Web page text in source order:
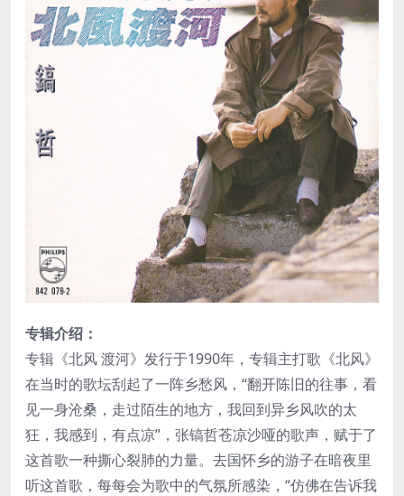
专辑介绍：
专辑《北风 渡河》发行于1990年，专辑主打歌《北风》
在当时的歌坛刮起了一阵乡愁风，“翻开陈旧的往事，看
见一身沧桑，走过陌生的地方，我回到异乡风吹的太
狂，我感到，有点凉”，张镐哲苍凉沙哑的歌声，赋于了
这首歌一种撕心裂肺的力量。去国怀乡的游子在暗夜里
听这首歌，每每会为歌中的气氛所感染，“仿佛在告诉我